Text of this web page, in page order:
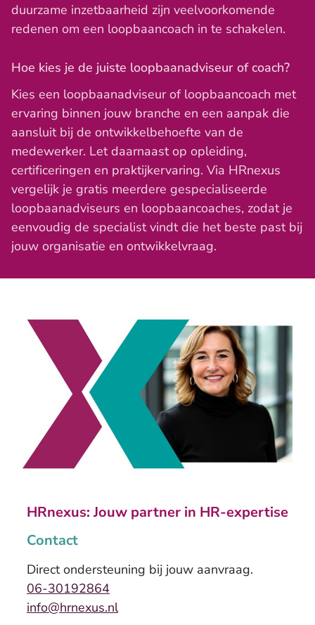
duurzame inzetbaarheid zijn veelvoorkomende
redenen om een loopbaancoach in te schakelen.
Hoe kies je de juiste loopbaanadviseur of coach?
Kies een loopbaanadviseur of loopbaancoach met
ervaring binnen jouw branche en een aanpak die
aansluit bij de ontwikkelbehoefte van de
medewerker. Let daarnaast op opleiding,
certificeringen en praktijkervaring. Via HRnexus
vergelijk je gratis meerdere gespecialiseerde
loopbaanadviseurs en loopbaancoaches, zodat je
eenvoudig de specialist vindt die het beste past bij
jouw organisatie en ontwikkelvraag.
HRnexus: Jouw partner in HR-expertise
Contact
Direct ondersteuning bij jouw aanvraag.
06-30192864
info@hrnexus.nl